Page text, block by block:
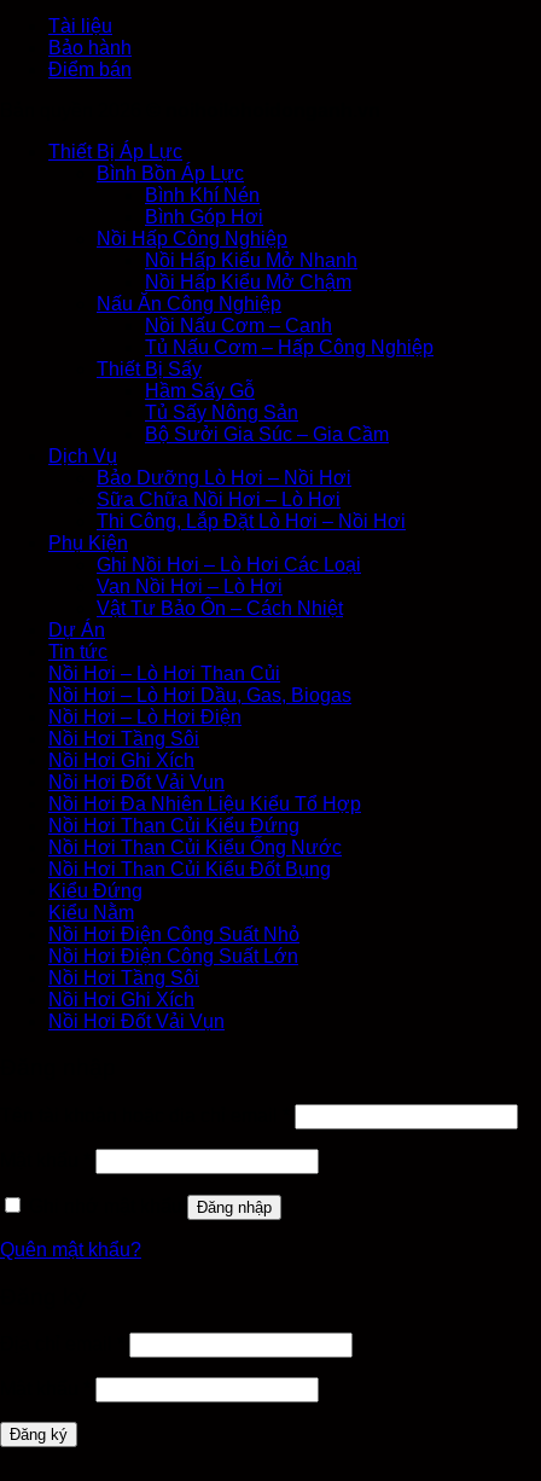
Tài liệu
Bảo hành
Điểm bán
Thiết Bị Áp Lực
Bình Bồn Áp Lực
Bình Khí Nén
Bình Góp Hơi
Nồi Hấp Công Nghiệp
Nồi Hấp Kiểu Mở Nhanh
Nồi Hấp Kiểu Mở Chậm
Nấu Ăn Công Nghiệp
Nồi Nấu Cơm – Canh
Tủ Nấu Cơm – Hấp Công Nghiệp
Thiết Bị Sấy
Hầm Sấy Gỗ
Tủ Sấy Nông Sản
Bộ Sưởi Gia Súc – Gia Cầm
Dịch Vụ
Bảo Dưỡng Lò Hơi – Nồi Hơi
Sữa Chữa Nồi Hơi – Lò Hơi
Thi Công, Lắp Đặt Lò Hơi – Nồi Hơi
Phụ Kiện
Ghi Nồi Hơi – Lò Hơi Các Loại
Van Nồi Hơi – Lò Hơi
Vật Tư Bảo Ôn – Cách Nhiệt
Dự Án
Tin tức
Nồi Hơi – Lò Hơi Than Củi
Nồi Hơi – Lò Hơi Dầu, Gas, Biogas
Nồi Hơi – Lò Hơi Điện
Nồi Hơi Tầng Sôi
Nồi Hơi Ghi Xích
Nồi Hơi Đốt Vải Vụn
Nồi Hơi Đa Nhiên Liệu Kiểu Tổ Hợp
Nồi Hơi Than Củi Kiểu Đứng
Nồi Hơi Than Củi Kiểu Ống Nước
Nồi Hơi Than Củi Kiểu Đốt Bụng
Kiểu Đứng
Kiểu Nằm
Nồi Hơi Điện Công Suất Nhỏ
Nồi Hơi Điện Công Suất Lớn
Nồi Hơi Tầng Sôi
Nồi Hơi Ghi Xích
Nồi Hơi Đốt Vải Vụn
Đăng nhập
Quên mật khẩu?
Đăng ký